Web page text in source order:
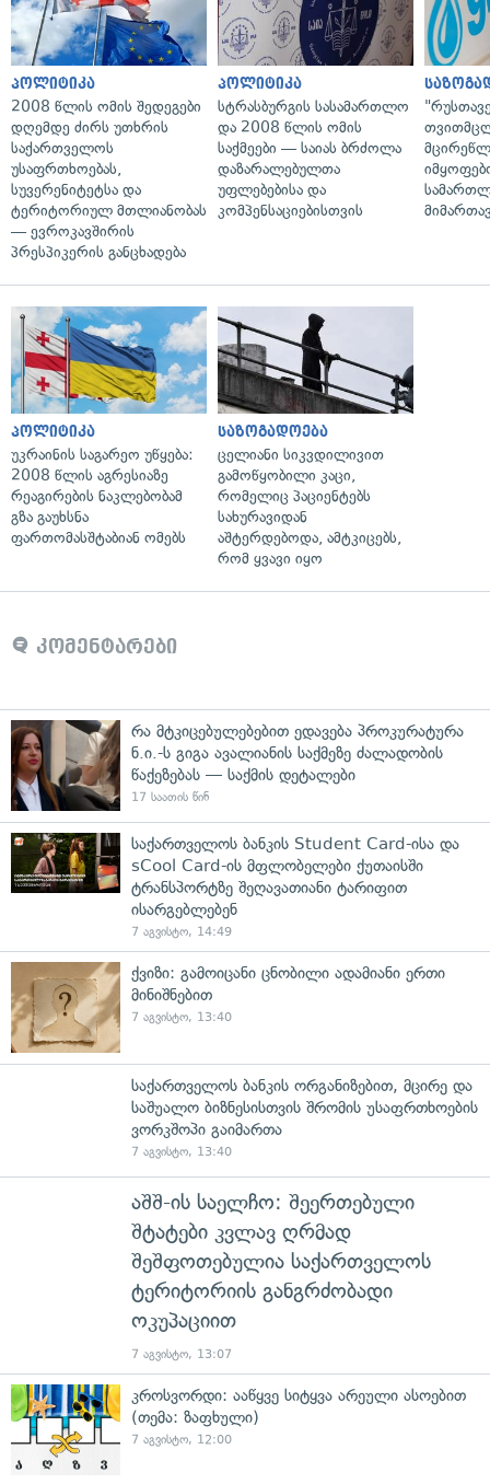
პოლიტიკა
2008 წლის ომის შედეგები
დღემდე ძირს უთხრის
საქართველოს
უსაფრთხოებას,
სუვერენიტეტსა და
ტერიტორიულ მთლიანობას
— ევროკავშირის
პრესპიკერის განცხადება
პოლიტიკა
სტრასბურგის სასამართლო
და 2008 წლის ომის
საქმეები — საიას ბრძოლა
დაზარალებულთა
უფლებებისა და
კომპენსაციებისთვის
პოლიტიკა
უკრაინის საგარეო უწყება:
2008 წლის აგრესიაზე
რეაგირების ნაკლებობამ
გზა გაუხსნა
ფართომასშტაბიან ომებს
საზოგადოება
ცელიანი სიკვდილივით
გამოწყობილი კაცი,
რომელიც პაციენტებს
სახურავიდან
აშტერდებოდა, ამტკიცებს,
რომ ყვავი იყო
კომენტარები
რა მტკიცებულებებით ედავება პროკურატურა
ნ.ი.-ს გიგა ავალიანის საქმეზე ძალადობის
წაქეზებას — საქმის დეტალები
17 საათის წინ
საქართველოს ბანკის Student Card-ისა და
sCool Card-ის მფლობელები ქუთაისში
ტრანსპორტზე შეღავათიანი ტარიფით
ისარგებლებენ
7 აგვისტო, 14:49
ქვიზი: გამოიცანი ცნობილი ადამიანი ერთი
მინიშნებით
7 აგვისტო, 13:40
საქართველოს ბანკის ორგანიზებით, მცირე და
საშუალო ბიზნესისთვის შრომის უსაფრთხოების
ვორკშოპი გაიმართა
7 აგვისტო, 13:40
აშშ-ის საელჩო: შეერთებული
შტატები კვლავ ღრმად
შეშფოთებულია საქართველოს
ტერიტორიის განგრძობადი
ოკუპაციით
7 აგვისტო, 13:07
კროსვორდი: ააწყვე სიტყვა არეული ასოებით
(თემა: ზაფხული)
7 აგვისტო, 12:00